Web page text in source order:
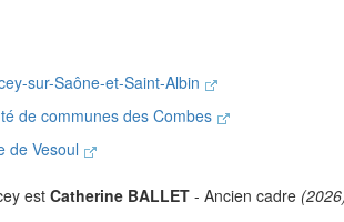
sur-Saône-et-Saint-Albin
de communes des Combes
de Vesoul
est Catherine BALLET - Ancien cadre